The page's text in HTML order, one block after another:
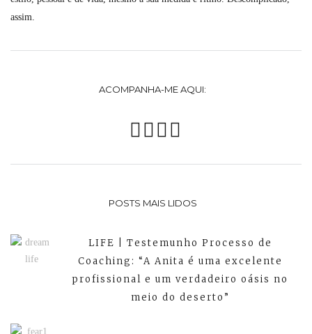
assim.
ACOMPANHA-ME AQUI:
POSTS MAIS LIDOS
LIFE | Testemunho Processo de
Coaching: “A Anita é uma excelente
profissional e um verdadeiro oásis no
meio do deserto”